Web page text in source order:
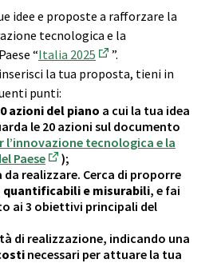
idee e proposte a rafforzare la
tecnologica e la
“Italia 2025
(External link)
”.
la tua proposta, tieni in
punti:
azioni del piano a cui la tua idea
le 20 azioni sul documento
l’innovazione tecnologica e la
Paese
(External link)
);
realizzare. Cerca di proporre
quantificabili e misurabili, e fai
ai 3 obiettivi principali del
di realizzazione, indicando una
necessari per attuare la tua